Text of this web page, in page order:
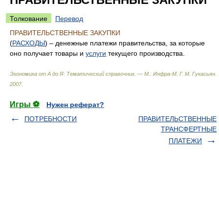
Толкование
Перевод
ПРАВИТЕЛЬСТВЕННЫЕ ЗАКУПКИ
(РАСХОДЫ) – денежные платежи правительства, за которые
оно получает товары и услуги текущего производства.
Экономика от А до Я: Тематический справочник. — М.: Инфра-М Г. М. Гукасьян
2007.
Игры ⚽
Нужен реферат?
ПОТРЕБНОСТИ
ПРАВИТЕЛЬСТВЕННЫЕ
ТРАНСФЕРТНЫЕ
ПЛАТЕЖИ